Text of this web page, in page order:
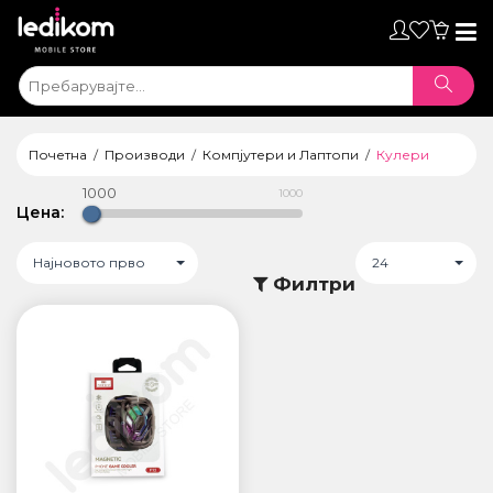
Почетна Производи Компјутери и Лаптопи Кулери
Цена:
1000
1000
Најновото прво 24
Филтри
ТАБЛЕТИ